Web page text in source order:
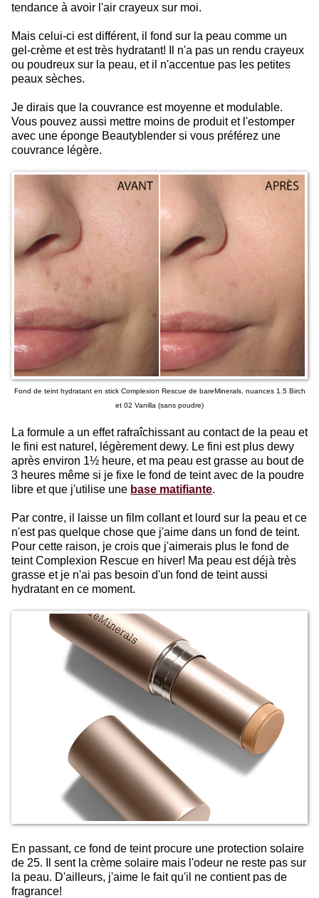
tendance à avoir l'air crayeux sur moi.
Mais celui-ci est différent, il fond sur la peau comme un
gel-crème et est très hydratant! Il n'a pas un rendu crayeux
ou poudreux sur la peau, et il n'accentue pas les petites
peaux sèches.
Je dirais que la couvrance est moyenne et modulable.
Vous pouvez aussi mettre moins de produit et l'estomper
avec une éponge Beautyblender si vous préférez une
couvrance légère.
Fond de teint hydratant en stick Complexion Rescue de bareMinerals, nuances 1.5 Birch
et 02 Vanilla (sans poudre)
La formule a un effet rafraîchissant au contact de la peau et
le fini est naturel, légèrement dewy. Le fini est plus dewy
après environ 1½ heure, et ma peau est grasse au bout de
3 heures même si je fixe le fond de teint avec de la poudre
libre et que j'utilise une base matifiante.
Par contre, il laisse un film collant et lourd sur la peau et ce
n'est pas quelque chose que j'aime dans un fond de teint.
Pour cette raison, je crois que j'aimerais plus le fond de
teint Complexion Rescue en hiver! Ma peau est déjà très
grasse et je n'ai pas besoin d'un fond de teint aussi
hydratant en ce moment.
En passant, ce fond de teint procure une protection solaire
de 25. Il sent la crème solaire mais l'odeur ne reste pas sur
la peau. D'ailleurs, j'aime le fait qu'il ne contient pas de
fragrance!